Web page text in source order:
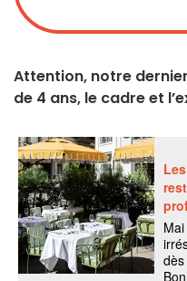
Attention, notre
de 4 ans, le cadre et